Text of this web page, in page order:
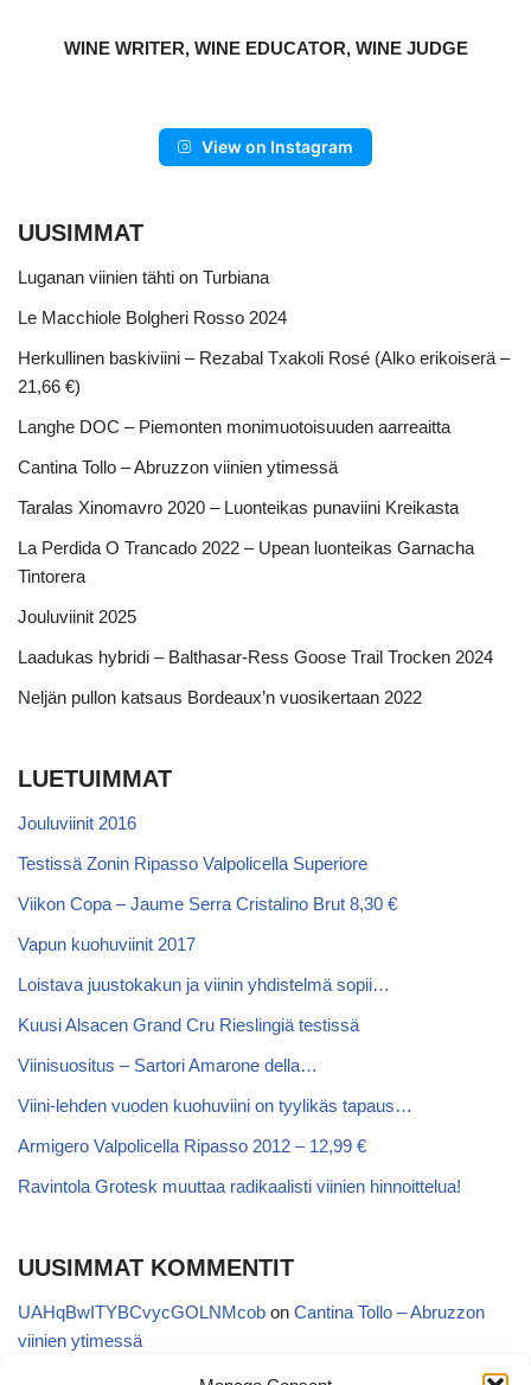
WINE WRITER, WINE EDUCATOR, WINE JUDGE
View on Instagram
UUSIMMAT
Luganan viinien tähti on Turbiana
Le Macchiole Bolgheri Rosso 2024
Herkullinen baskiviini – Rezabal Txakoli Rosé (Alko erikoiserä –
21,66 €)
Langhe DOC – Piemonten monimuotoisuuden aarreaitta
Cantina Tollo – Abruzzon viinien ytimessä
Taralas Xinomavro 2020 – Luonteikas punaviini Kreikasta
La Perdida O Trancado 2022 – Upean luonteikas Garnacha
Tintorera
Jouluviinit 2025
Laadukas hybridi – Balthasar-Ress Goose Trail Trocken 2024
Neljän pullon katsaus Bordeaux’n vuosikertaan 2022
LUETUIMMAT
Jouluviinit 2016
Testissä Zonin Ripasso Valpolicella Superiore
Viikon Copa – Jaume Serra Cristalino Brut 8,30 €
Vapun kuohuviinit 2017
Loistava juustokakun ja viinin yhdistelmä sopii…
Kuusi Alsacen Grand Cru Rieslingiä testissä
Viinisuositus – Sartori Amarone della…
Viini-lehden vuoden kuohuviini on tyylikäs tapaus…
Armigero Valpolicella Ripasso 2012 – 12,99 €
Ravintola Grotesk muuttaa radikaalisti viinien hinnoittelua!
UUSIMMAT KOMMENTIT
UAHqBwITYBCvycGOLNMcob on Cantina Tollo – Abruzzon
viinien ytimessä
EgVGGttRTxKfbqUaWNglbonCantina Tollo – Abruzzon viinien